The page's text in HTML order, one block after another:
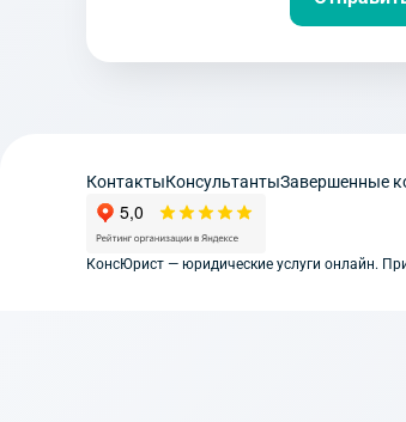
КонтактыКонсультантыЗавершенные
КонсЮрист — юридические услуги онлайн.